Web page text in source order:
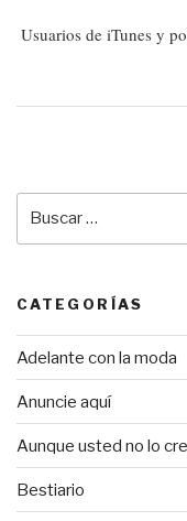
Usuarios de iTunes y
CATEGORÍAS
Adelante con la moda
Anuncie aquí
Aunque usted no lo
Bestiario